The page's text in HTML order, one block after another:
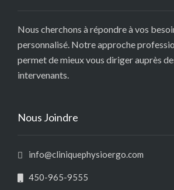
Nous cherchons à répondre à vos
personnalisé. Notre approche
permet de mieux vous diriger auprès
intervenants.
Nous Joindre
info@cliniquephysioergo.com
450-965-9555